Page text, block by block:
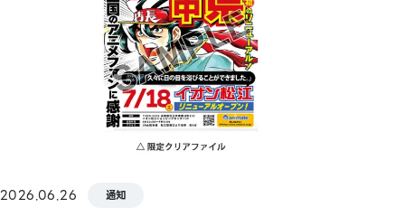
2026.06.26 通知